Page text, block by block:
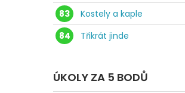
83
Kostely a kaple
84
Třikrát jinde
ÚKOLY ZA 5 BODŮ